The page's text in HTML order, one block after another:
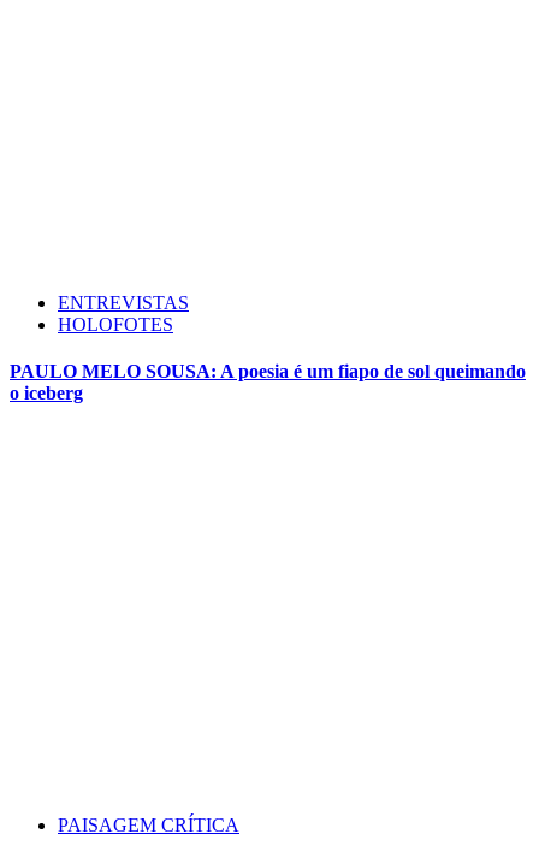
ENTREVISTAS
HOLOFOTES
PAULO MELO SOUSA: A poesia é um fiapo de sol queimando
o iceberg
PAISAGEM CRÍTICA